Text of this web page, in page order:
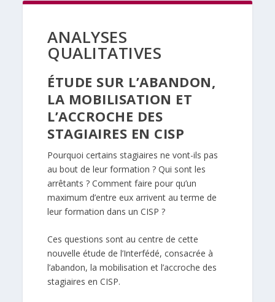
ANALYSES
QUALITATIVES
ÉTUDE SUR L’ABANDON,
LA MOBILISATION ET
L’ACCROCHE DES
STAGIAIRES EN CISP
Pourquoi certains stagiaires ne vont-ils pas
au bout de leur formation ? Qui sont les
arrêtants ? Comment faire pour qu’un
maximum d’entre eux arrivent au terme de
leur formation dans un CISP ?
Ces questions sont au centre de cette
nouvelle étude de l’Interfédé, consacrée à
l’abandon, la mobilisation et l’accroche des
stagiaires en CISP.